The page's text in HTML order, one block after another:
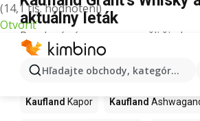
(14,1 tis. hodnotení)
Otvoriť
Hľadajte obchody, kategórie,
aktuálny leták
Pre daný výraz sme nenašli žiadne
Ďalšie produkty v
Kaufland
Kaufland Kapor Kaufland